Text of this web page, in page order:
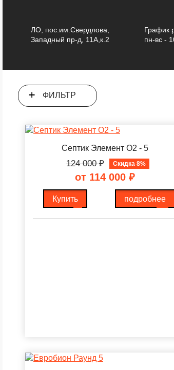
ЛО, пос.им.Свердлова
Западный пр-д, 11А,к.2
График
пн-вс -
СЕПТИКИ НА 5
ФИЛЬТР
Септик Элемент О2 - 5
124 000₽ Скидка 8%
от 114 000 ₽
Купить подробнее